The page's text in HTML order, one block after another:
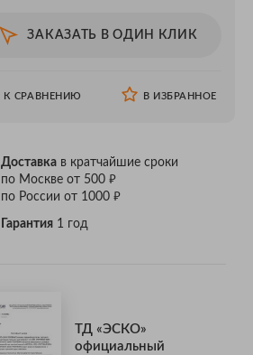
ЗАКАЗАТЬ В ОДИН КЛИК
К СРАВНЕНИЮ В ИЗБРАННОЕ
Доставкав кратчайшие сроки
по Москве от 500 ₽
по России от 1000 ₽
Гарантия1 год
ТД «ЭСКО»
официальный